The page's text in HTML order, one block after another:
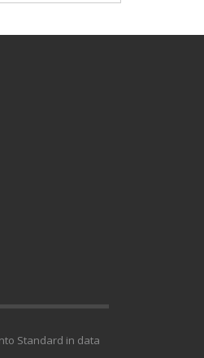
Standard in data